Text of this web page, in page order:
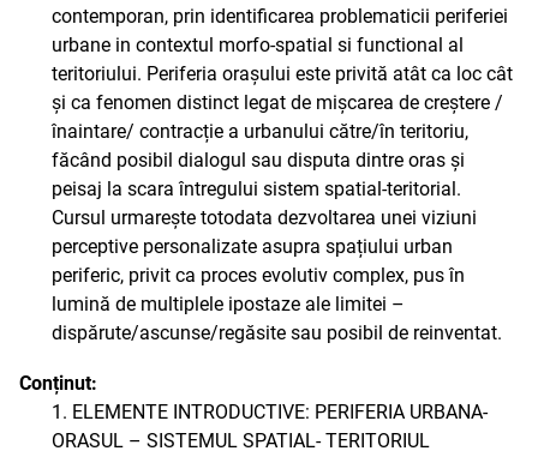
contemporan, prin identificarea problematicii periferiei
urbane in contextul morfo-spatial si functional al
teritoriului. Periferia orașului este privită atât ca loc cât
și ca fenomen distinct legat de mișcarea de creștere /
înaintare/ contracție a urbanului către/în teritoriu,
făcând posibil dialogul sau disputa dintre oras și
peisaj la scara întregului sistem spatial-teritorial.
Cursul urmarește totodata dezvoltarea unei viziuni
perceptive personalizate asupra spațiului urban
periferic, privit ca proces evolutiv complex, pus în
lumină de multiplele ipostaze ale limitei –
dispărute/ascunse/regăsite sau posibil de reinventat.
Conținut:
1. ELEMENTE INTRODUCTIVE: PERIFERIA URBANA-
ORASUL – SISTEMUL SPATIAL- TERITORIUL